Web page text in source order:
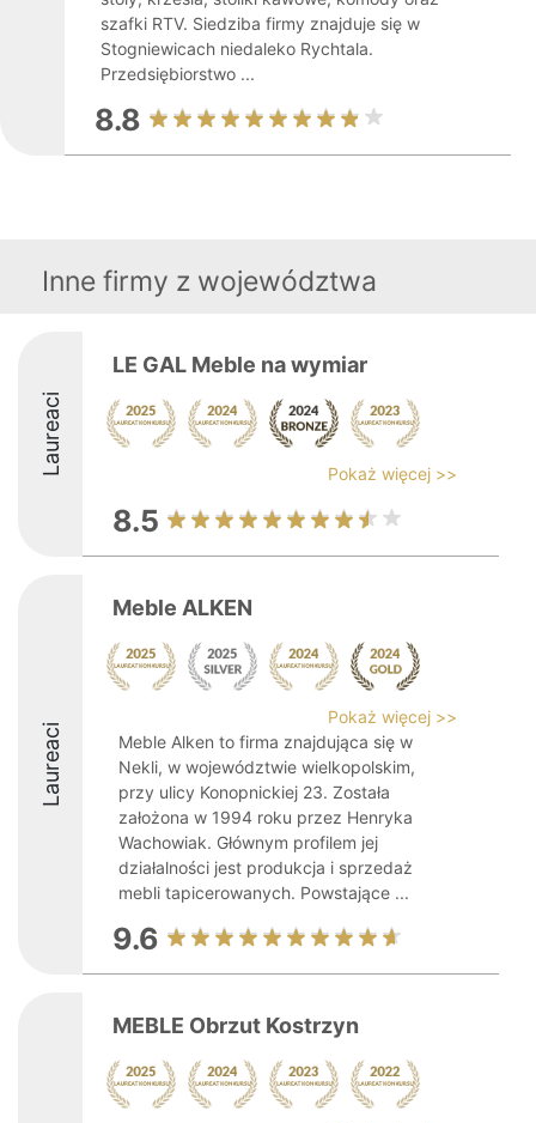
szafki RTV. Siedziba firmy znajduje się w
Stogniewicach niedaleko Rychtala.
Przedsiębiorstwo ...
8.8
Inne firmy z województwa
Laureaci
LE GAL Meble na wymiar
Pokaż więcej >>
8.5
Laureaci
Meble ALKEN
Pokaż więcej >>
Meble Alken to firma znajdująca się w
Nekli, w województwie wielkopolskim,
przy ulicy Konopnickiej 23. Została
założona w 1994 roku przez Henryka
Wachowiak. Głównym profilem jej
działalności jest produkcja i sprzedaż
mebli tapicerowanych. Powstające ...
9.6
MEBLE Obrzut Kostrzyn